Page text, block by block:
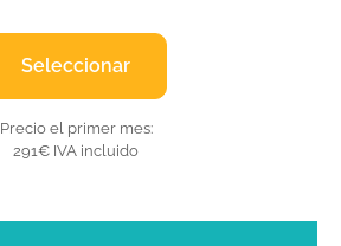
Seleccionar
Precio el primer mes:
291€ IVA incluido